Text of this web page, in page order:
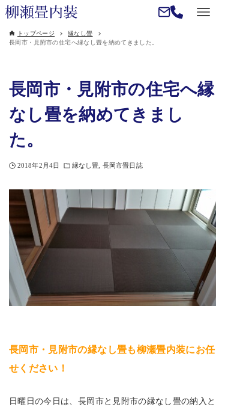
トップページ
縁なし畳
長岡市・見附市の住宅へ縁なし畳を納めてきました。
長岡市・見附市の住宅へ縁
なし畳を納めてきまし
た。
2018年2月4日 縁なし畳 長岡市畳日誌
長岡市・見附市の縁なし畳も柳瀬畳内装にお任
せください！
日曜日の今日は、長岡市と見附市の縁なし畳の納入と